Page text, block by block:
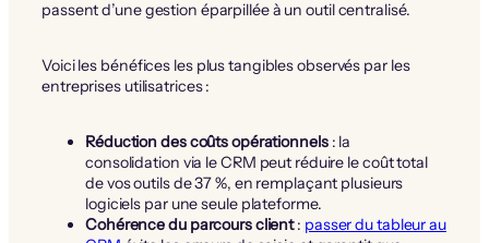
passent d’une gestion éparpillée à un outil centralisé.
Voici les bénéfices les plus tangibles observés par les
entreprises utilisatrices :
Réduction des coûts opérationnels: la
consolidation via le CRM peut réduire le coût total
de vos outils de 37 %, en remplaçant plusieurs
logiciels par une seule plateforme.
Cohérence du parcours client: passer du tableur au